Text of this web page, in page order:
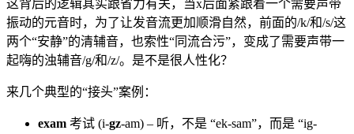
这背后的逻辑其实跟省力有关，当x后面紧跟着一个需要声带
振动的元音时，为了让发音流更加顺滑自然，前面的/k/和/s/这
两个“安静”的清辅音，也索性“同流合污”，变成了需要声带一
起嗨的浊辅音/g/和/z/。是不是很人性化？
来几个典型的“接头”案例：
exam 考试 (i-gz-am) – 听，不是 “ek-sam”，而是 “ig-